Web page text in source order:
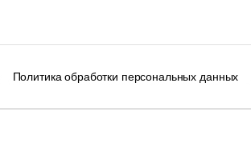
Политика обработки персональных данных